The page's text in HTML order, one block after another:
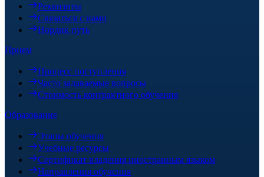
Реквизиты
Связаться с нами
Нордик путь
Прием
Процесс поступления
Часто задаваемые вопросы
Стоимость контрактного обучения
Образование
Этапы обучения
Учебные ресурсы
Сертификат владения иностранным языком
Направления обучения